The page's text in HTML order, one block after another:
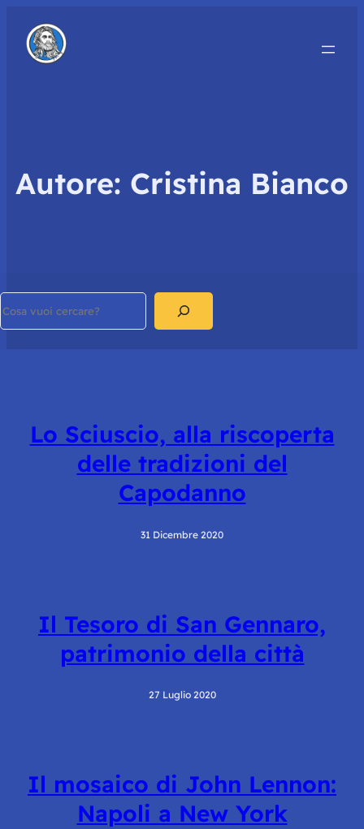
Autore: Cristina Bianco
Lo Sciuscio, alla riscoperta
delle tradizioni del
Capodanno
31 Dicembre 2020
Il Tesoro di San Gennaro,
patrimonio della città
27 Luglio 2020
Il mosaico di John Lennon:
Napoli a New York